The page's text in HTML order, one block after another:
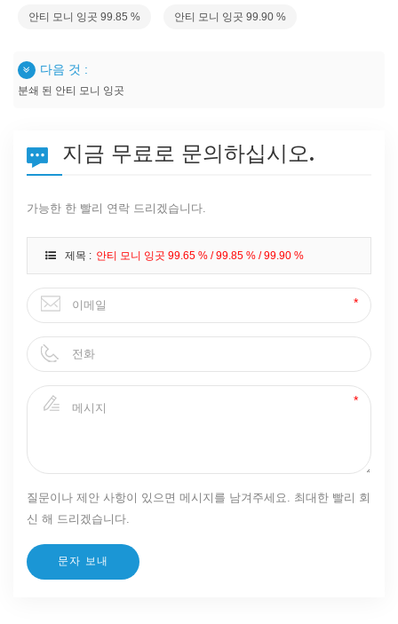
안티 모니 잉곳 99.85 % 안티 모니 잉곳 99.90 %
다음 것 :
분쇄 된 안티 모니 잉곳
지금 무료로 문의하십시오.
가능한 한 빨리 연락 드리겠습니다.
제목 : 안티 모니 잉곳 99.65 % / 99.85 % / 99.90 %
질문이나 제안 사항이 있으면 메시지를 남겨주세요. 최대한 빨리 회
신 해 드리겠습니다.